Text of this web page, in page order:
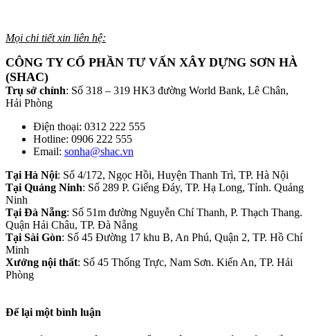
Mọi chi tiết xin liên hệ:
CÔNG TY CỔ PHẦN TƯ VẤN XÂY DỰNG SƠN HÀ
(SHAC)
Trụ sở chính: Số 318 – 319 HK3 đường World Bank, Lê Chân,
Hải Phòng
Điện thoại: 0312 222 555
Hotline: 0906 222 555
Email: sonha@shac.vn
Tại Hà Nội: Số 4/172, Ngọc Hồi, Huyện Thanh Trì, TP. Hà Nội
Tại Quảng Ninh: Số 289 P. Giếng Đáy, TP. Hạ Long, Tỉnh. Quảng
Ninh
Tại Đà Nẵng: Số 51m đường Nguyễn Chí Thanh, P. Thạch Thang.
Quận Hải Châu, TP. Đà Nẵng
Tại Sài Gòn: Số 45 Đường 17 khu B, An Phú, Quận 2, TP. Hồ Chí
Minh
Xưởng nội thất: Số 45 Thống Trực, Nam Sơn. Kiến An, TP. Hải
Phòng
Để lại một bình luận